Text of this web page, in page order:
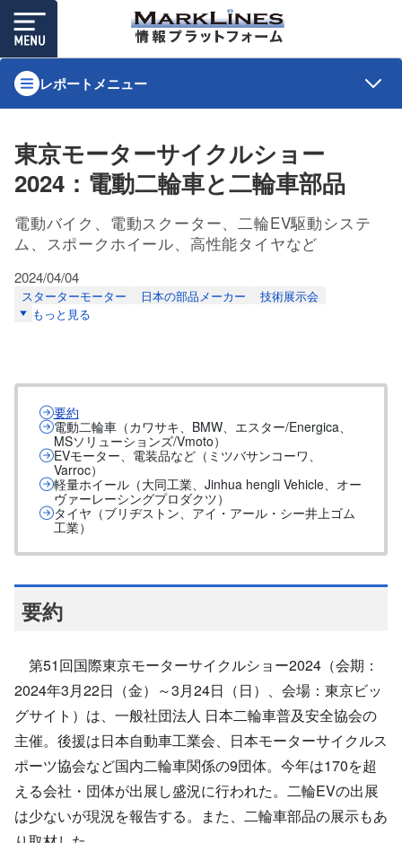
レポートメニュー
東京モーターサイクルショー
2024：電動二輪車と二輪車部品
電動バイク、電動スクーター、二輪EV駆動システ
ム、スポークホイール、高性能タイヤなど
2024/04/04
スターターモーター 日本の部品メーカー
技術展示会
もっと見る
要約
電動二輪車（カワサキ、BMW、エスター/Energica、
MSソリューションズ/Vmoto）
EVモーター、電装品など（ミツバサンコーワ、
Varroc）
軽量ホイール（大同工業、Jinhua hengli Vehicle、オー
ヴァーレーシングプロダクツ）
タイヤ（ブリヂストン、アイ・アール・シー井上ゴム
工業）
要約
第51回国際東京モーターサイクルショー2024（会期：
2024年3月22日（金）～3月24日（日）、会場：東京ビッ
グサイト）は、一般社団法人 日本二輪車普及安全協会の
主催。後援は日本自動車工業会、日本モーターサイクルス
ポーツ協会など国内二輪車関係の9団体。今年は170を超
える会社・団体が出展し盛況に行われた。二輪EVの出展
は少ないが現況を報告する。また、二輪車部品の展示もあ